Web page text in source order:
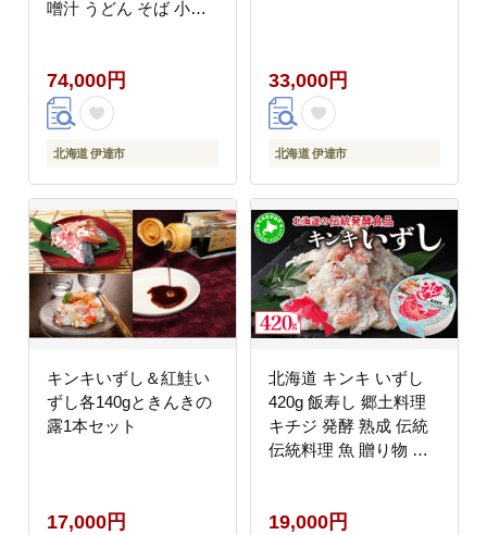
噌汁 うどん そば 小分
74,000円
北海道 伊達市
33,000円
北海道 伊達市
キンキいずし＆紅鮭い
ずし各140gときんきの
露1本セット
17,000円
北海道 キンキ いずし
420g 飯寿し 郷土料理
キチジ 発酵 熟成 伝統
伝統料理 魚 贈り物 贈
中井英策商店 送料無料
19,000円